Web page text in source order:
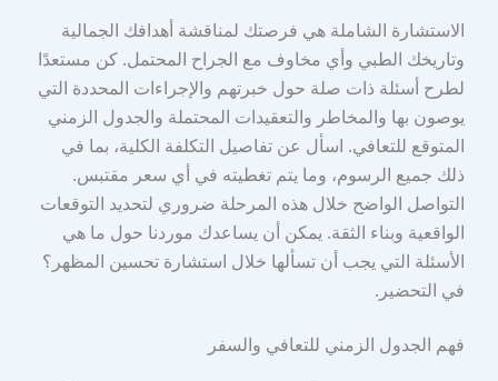
الاستشارة الشاملة هي فرصتك لمناقشة أهدافك الجمالية
وتاريخك الطبي وأي مخاوف مع الجراح المحتمل. كن مستعدًا
لطرح أسئلة ذات صلة حول خبرتهم والإجراءات المحددة التي
يوصون بها والمخاطر والتعقيدات المحتملة والجدول الزمني
المتوقع للتعافي. اسأل عن تفاصيل التكلفة الكلية، بما في
ذلك جميع الرسوم، وما يتم تغطيته في أي سعر مقتبس.
التواصل الواضح خلال هذه المرحلة ضروري لتحديد التوقعات
الواقعية وبناء الثقة. يمكن أن يساعدك موردنا حول ما هي
الأسئلة التي يجب أن تسألها خلال استشارة تحسين المظهر؟
في التحضير.
فهم الجدول الزمني للتعافي والسفر